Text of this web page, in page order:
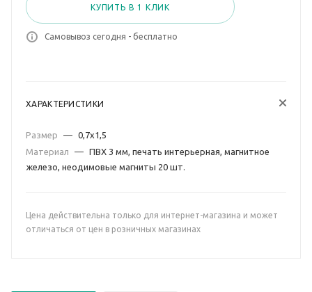
КУПИТЬ В 1 КЛИК
Самовывоз сегодня - бесплатно
ХАРАКТЕРИСТИКИ
Размер — 0,7х1,5
Материал
— ПВХ 3 мм, печать интерьерная, магнитное
железо, неодимовые магниты 20 шт.
Цена действительна только для интернет-магазина и может
отличаться от цен в розничных магазинах